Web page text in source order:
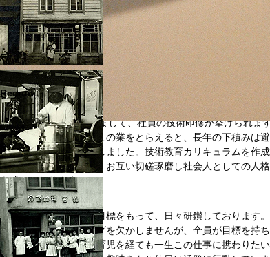
his
Recruit
はじめに
NOZAWAは創業昭和５年以来、多くのお客様にご愛顧頂き
理容、美容という枠を乗り越え、新しいヘアビジネスの可能
NOZAWAの特色と致しまして、社員の技術即修が挙げられま
本来の職人仕事としてこの業をとらえると、長年の下積みは
に提供出来るように致しました。技術教育カリキュラムを作
ミュニケーションから、お互い切磋琢磨し社会人としての人
を残しております。
社員はそれぞれ明確な目標をもって、日々研鑚しております。
連日、自主トレーニングを欠かしませんが、全員が目標を持
を継ぎたい」「結婚、育児を経ても一生この仕事に携わりた